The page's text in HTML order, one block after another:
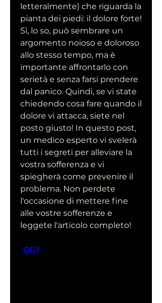
letteralmente) che riguarda la
pianta dei piedi: il dolore forte!
Sì, lo so, può sembrare un
argomento noioso e doloroso
allo stesso tempo, ma è
importante affrontarlo con
serietà e senza farsi prendere
dal panico. Quindi, se vi state
chiedendo cosa fare quando il
dolore vi attacca, siete nel
posto giusto! In questo post,
un medico esperto vi svelerà
tutti i segreti per alleviare la
vostra sofferenza e vi
spiegherà come prevenire il
problema. Non perdete
l'occasione di mettere fine
alle vostre sofferenze e
leggete l'articolo completo!
QUI